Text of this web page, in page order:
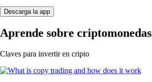
Descarga la app
Aprende sobre criptomonedas
Claves para invertir en cripto